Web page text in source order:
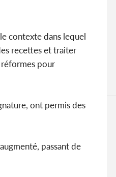
contexte dans lequel
recettes et traiter
réformes pour
ont permis des
passant de